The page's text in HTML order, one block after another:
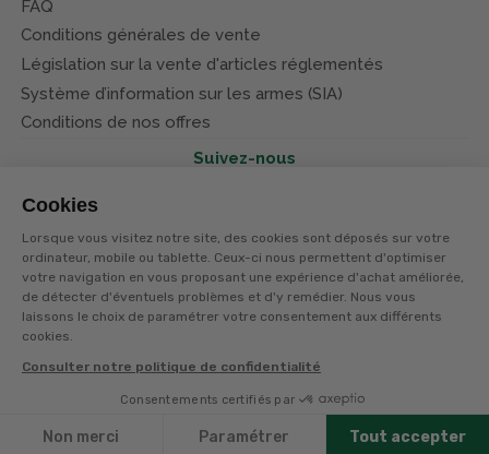
Cookies
Lorsque vous visitez notre site, des cookies sont déposés sur votre
ordinateur, mobile ou tablette. Ceux-ci nous permettent d'optimiser
votre navigation en vous proposant une expérience d'achat améliorée,
de détecter d'éventuels problèmes et d'y remédier. Nous vous
laissons le choix de paramétrer votre consentement aux différents
cookies.
Consulter notre politique de confidentialité
Consentements certifiés par
Non merci Paramétrer Tout accepter
FAQ
Conditions générales de vente
Législation sur la vente d'articles réglementés
Système d’information sur les armes (SIA)
Conditions de nos offres
Suivez-nous
© Terres et eaux 2026
Politique de confidentialité
Mentions légales
CGV